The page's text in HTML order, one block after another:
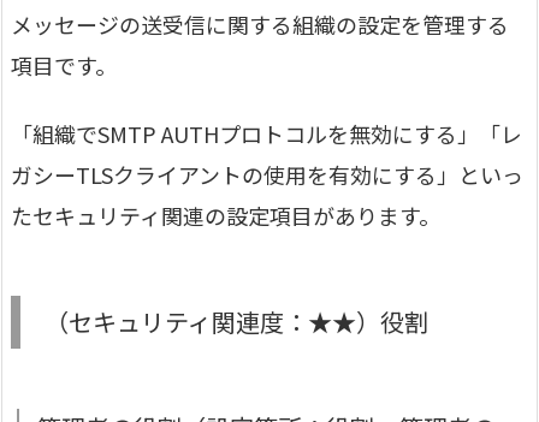
メッセージの送受信に関する組織の設定を管理する
項目です。
「組織でSMTP AUTHプロトコルを無効にする」「レ
ガシーTLSクライアントの使用を有効にする」といっ
たセキュリティ関連の設定項目があります。
（セキュリティ関連度：★★）役割